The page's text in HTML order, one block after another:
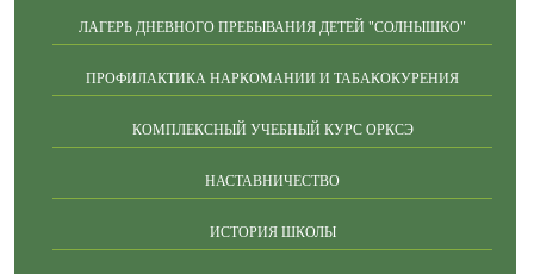
ЛАГЕРЬ ДНЕВНОГО ПРЕБЫВАНИЯ ДЕТЕЙ "СОЛНЫШКО"
ПРОФИЛАКТИКА НАРКОМАНИИ И ТАБАКОКУРЕНИЯ
КОМПЛЕКСНЫЙ УЧЕБНЫЙ КУРС ОРКСЭ
НАСТАВНИЧЕСТВО
ИСТОРИЯ ШКОЛЫ